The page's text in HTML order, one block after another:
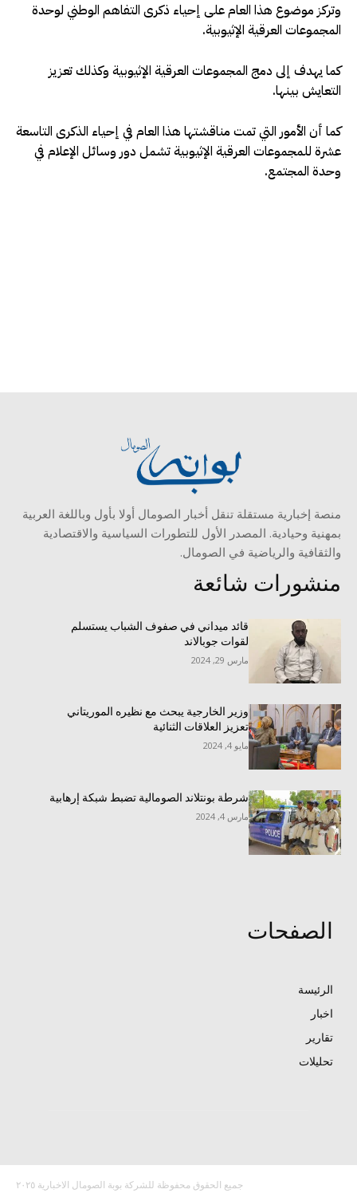
وتركز موضوع هذا العام على إحياء ذكرى التفاهم الوطني لوحدة
المجموعات العرقية الإثيوبية.
كما يهدف إلى دمج المجموعات العرقية الإثيوبية وكذلك تعزيز
التعايش بينها.
كما أن الأمور التي تمت مناقشتها هذا العام في إحياء الذكرى التاسعة
عشرة للمجموعات العرقية الإثيوبية تشمل دور وسائل الإعلام في
وحدة المجتمع.
منصة إخبارية مستقلة تنقل أخبار الصومال أولا بأول وباللغة العربية
بمهنية وحيادية. المصدر الأول للتطورات السياسية والاقتصادية
والثقافية والرياضية في الصومال.
منشورات شائعة
قائد ميداني في صفوف الشباب يستسلم
لقوات جوبالاند
مارس 29, 2024
وزير الخارجية يبحث مع نظيره الموريتاني
تعزيز العلاقات الثنائية
مايو 4, 2024
شرطة بونتلاند الصومالية تضبط شبكة إرهابية
مارس 4, 2024
الصفحات
الرئيسة
اخبار
تقارير
تحليلات
جميع الحقوق محفوظة للشركة بوبة الصومال الاخبارية ٢٠٢٥